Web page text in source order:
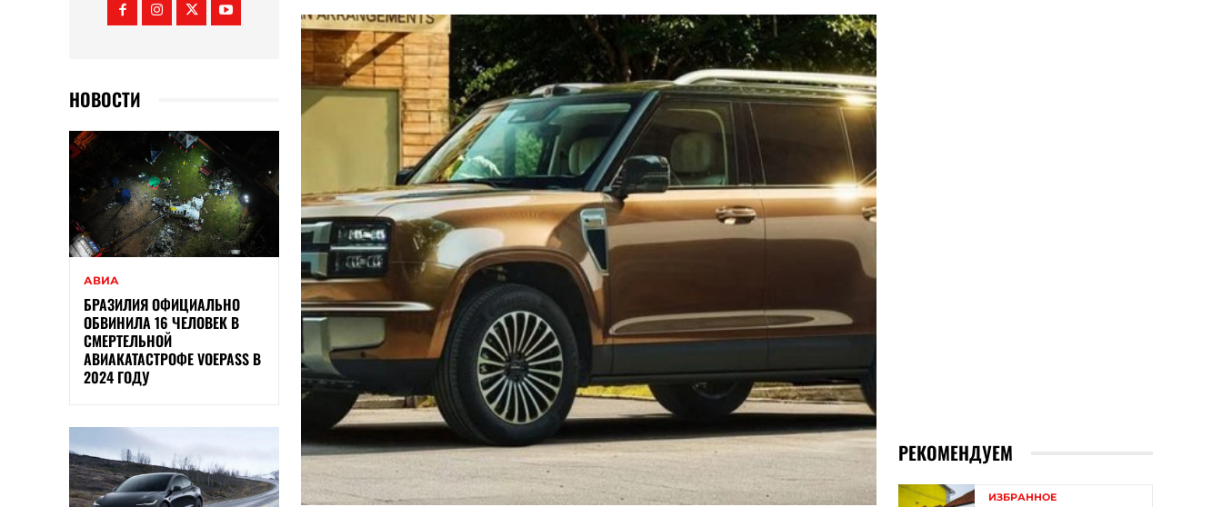
НОВОСТИ
АВИА
БРАЗИЛИЯ ОФИЦИАЛЬНО
ОБВИНИЛА 16 ЧЕЛОВЕК В
СМЕРТЕЛЬНОЙ
АВИАКАТАСТРОФЕ VOEPASS В
2024 ГОДУ
РЕКОМЕНДУЕМ
ИЗБРАННОЕ